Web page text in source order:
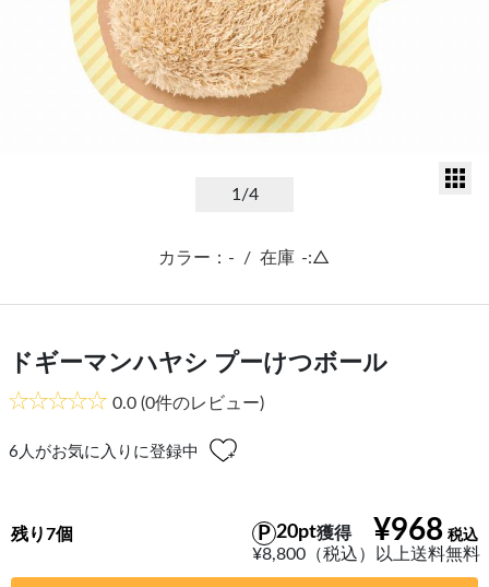
1/4
カラー：- / 在庫 -:△
ドギーマンハヤシ プーけつボール
0.0 (0件のレビュー)
6 人がお気に入りに登録中
¥968
20pt獲得
¥8,800（税込）以上送料無料
残り7個